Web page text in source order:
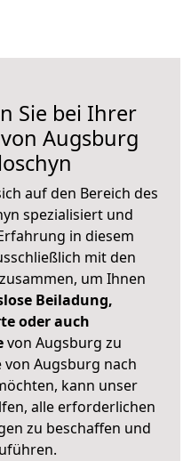
Sie bei Ihrer
Augsburg
auf den Bereich des
spezialisiert und
in diesem
mit den
zusammen, um Ihnen
Beiladung,
oder auch
von Augsburg zu
von Augsburg nach
kann unser
alle erforderlichen
zu beschaffen und